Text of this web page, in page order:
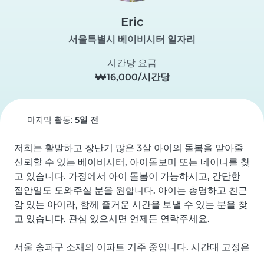
Eric
서울특별시 베이비시터 일자리
시간당 요금
₩16,000/시간당
마지막 활동: 5일 전
저희는 활발하고 장난기 많은 3살 아이의 돌봄을 맡아줄
신뢰할 수 있는 베이비시터, 아이돌보미 또는 네이니를 찾
고 있습니다. 가정에서 아이 돌봄이 가능하시고, 간단한
집안일도 도와주실 분을 원합니다. 아이는 총명하고 친근
감 있는 아이라, 함께 즐거운 시간을 보낼 수 있는 분을 찾
고 있습니다. 관심 있으시면 언제든 연락주세요.
서울 송파구 소재의 이파트 거주 중입니다. 시간대 고정은